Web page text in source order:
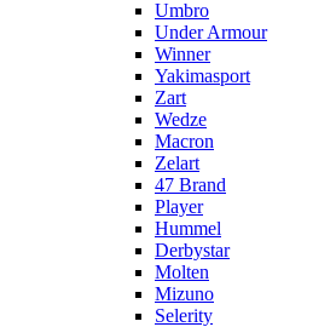
Umbro
Under Armour
Winner
Yakimasport
Zart
Wedze
Macron
Zelart
47 Brand
Player
Hummel
Derbystar
Molten
Mizuno
Selerity